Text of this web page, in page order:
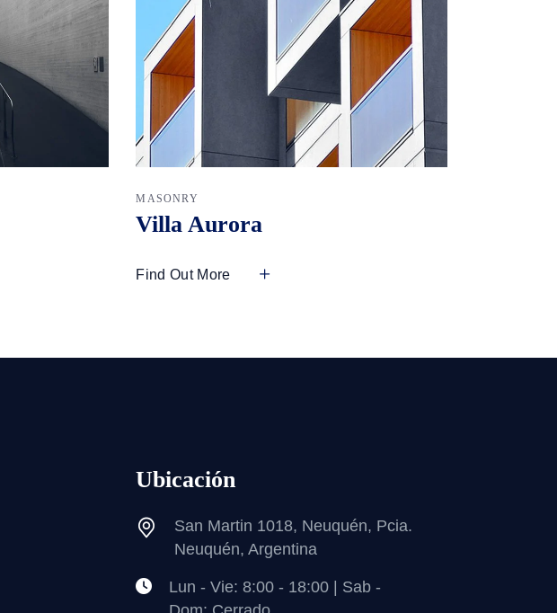
MASONRY
Villa Aurora
Find Out More
Ubicación
San Martin 1018, Neuquén, Pcia.
Neuquén, Argentina
Lun - Vie: 8:00 - 18:00 | Sab -